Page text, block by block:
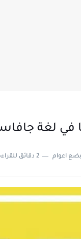
لغة
اعوام 2 دقائق للقراءة